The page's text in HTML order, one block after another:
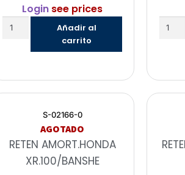
Login see prices
Añadir al
carrito
S-02166-0
AGOTADO
RETEN AMORT.HONDA
XR.100/BANSHE